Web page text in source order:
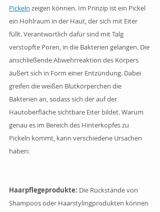
Pickeln zeigen können. Im Prinzip ist ein Pickel
ein Hohlraum in der Haut, der sich mit Eiter
füllt. Verantwortlich dafür sind mit Talg
verstopfte Poren, in die Bakterien gelangen. Die
anschließende Abwehrreaktion des Körpers
äußert sich in Form einer Entzündung. Dabei
greifen die weißen Blutkörperchen die
Bakterien an, sodass sich der auf der
Hautoberfläche sichtbare Eiter bildet. Warum
genau es im Bereich des Hinterkopfes zu
Pickeln kommt, kann verschiedene Ursachen
haben:
Haarpflegeprodukte: Die Rückstände von
Shampoos oder Haarstylingprodukten können